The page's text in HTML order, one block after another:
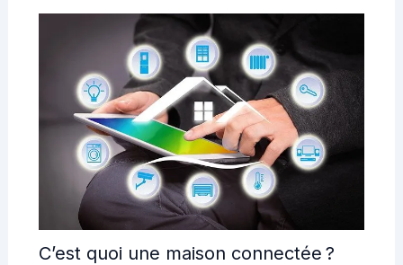
C’est quoi une maison connectée ?